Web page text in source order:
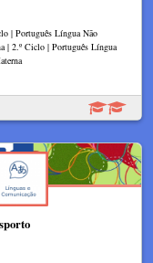
| Português Língua Não
| 2.º Ciclo | Português Língua